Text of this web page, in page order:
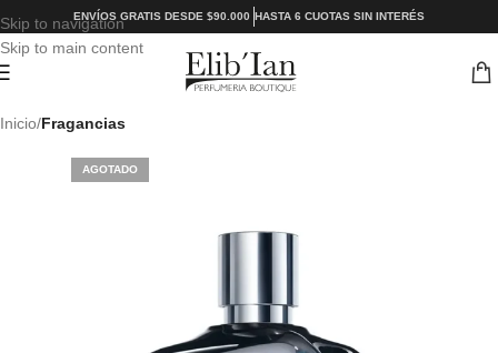
Skip to navigation
Skip to main content
ENVÍOS GRATIS DESDE $90.000 HASTA 6 CUOTAS SIN INTERÉS
Inicio Fragancias
AGOTADO